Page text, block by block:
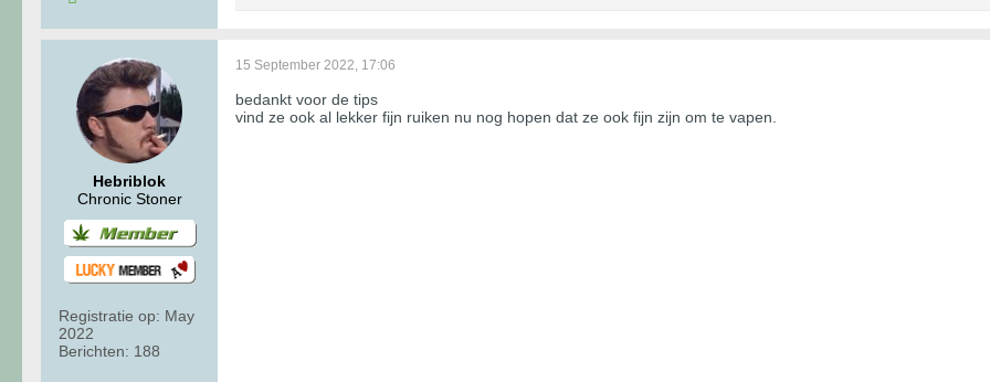
Hebriblok
Chronic Stoner
Registratie op: May
2022
Berichten: 188
15 September 2022, 17:06
bedankt voor de tips
vind ze ook al lekker fijn ruiken nu nog hopen dat ze ook fijn zijn om te vapen.